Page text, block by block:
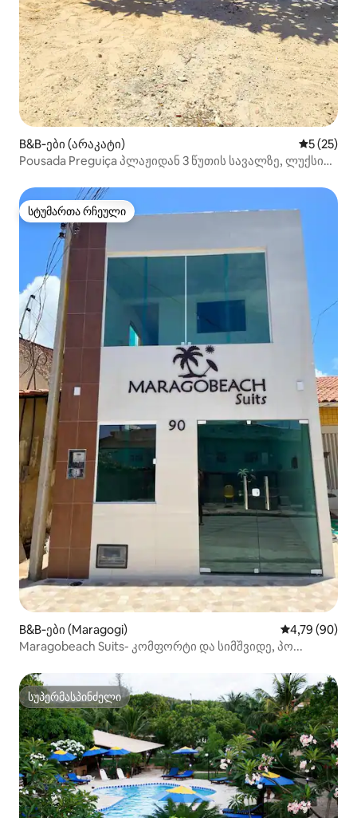
B&B‑ები (არაკატი) საშუალო
5 (25)
Pousada Preguiça პლაჟიდან 3 წუთის სავალზე, ლუქსი
სტუმართა რჩეული
სტუმართა რჩეული
B&B‑ები (Maragogi) საშუალო
4,79 (90)
Maragobeach Suits- კომფორტი და სიმშვიდე, პო...
სუპერმასპინძელი
სუპერმასპინძელი